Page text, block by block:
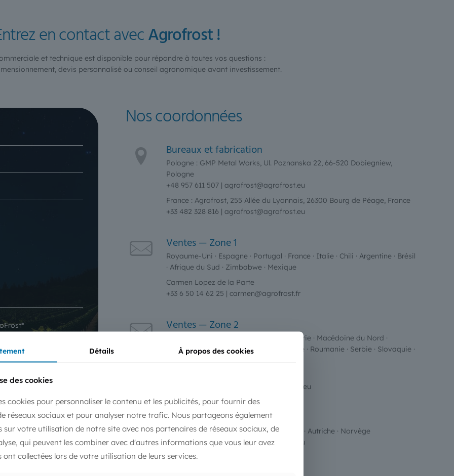
en contact avecAgrofrost !
et technique est disponible pour répondre à toutes vos questions :
devis personnalisé ou conseil agronomique avant investissement.
demande.
s'engage à ne pas
de la mission en
Nos coordonnées
Bureaux et fabrication
Pologne : GMP Metal Works, Ul. Poznanska 22, 66-520 Dobiegniew,
Pologne
+48 957 611 507 | agrofrost@agrofrost.eu
France : Agrofrost, 255 Allée du Lyonnais, 26300 Bourg de Péage, France
+33 482 328 816 | agrofrost@agrofrost.eu
Ventes — Zone 1
Royaume-Uni · Espagne · Portugal · France · Italie · Chili · Argentine · Brésil
· Afrique du Sud · Zimbabwe · Mexique
Carmen Lopez de la Parte
+33 6 50 14 62 25 | carmen@agrofrost.fr
Ventes — Zone 2
Bosnie · Bulgarie · Croatie · Grèce · Hongrie · Macédoine du Nord ·
Moldavie · Pologne · République Tchèque · Roumanie · Serbie · Slovaquie ·
+359 89 6225299 | alexandra@agrofrost.eu
Ventes — Zone 3
Allemagne · Belgique · Pays-Bas · Suisse · Autriche · Norvège
+48 957 611 507 | agrofrost@agrofrost.eu
Détails À propos des cookies
des cookies
cookies pour personnaliser le contenu et les publicités, pour fournir des
réseaux sociaux et pour analyser notre trafic. Nous partageons également
votre utilisation de notre site avec nos partenaires de réseaux sociaux, de
qui peuvent les combiner avec d'autres informations que vous leur avez
ont collectées lors de votre utilisation de leurs services.